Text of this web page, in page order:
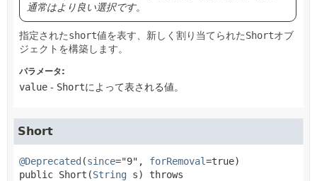
通常はより良い選択です。
指定されたshort値を表す、新しく割り当てられたShortオブ
ジェクトを構築します。
パラメータ:
value - Shortによって表される値。
Short
@Deprecated (since="9", forRemoval
public Short (String s)
throws